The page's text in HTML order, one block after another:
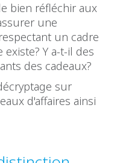
bien réfléchir aux
une
un cadre
Y a-t-il des
des cadeaux?
sur
d'affaires ainsi